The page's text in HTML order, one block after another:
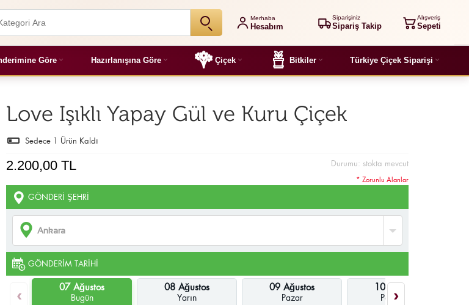
Merhaba
Hesabım
Siparişiniz
Sipariş Takip
Alışveriş
Sepeti
Göre Hazırlanışına Göre Çiçek Bitkiler Türkiye Çiçek Siparişi
Love Işıklı Yapay Gül ve Kuru Çiçek
Sedece 1 Ürün Kaldı
Durumu: stokta mevcut
2.200,00 TL
GÖNDERI ŞEHRI
GÖNDERIM TARIHI
‹ 07 Ağustos
Bugün
08 Ağustos
Yarın
09 Ağustos
Pazar
10 Ağustos
Pazartesi
›
* Zorunlu Alanlar